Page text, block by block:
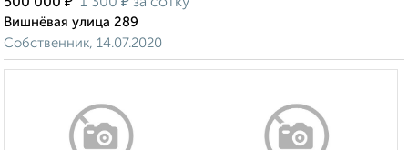
500 000
1 300 за сотку
Вишнёвая улица 289
Собственник, 14.07.2020